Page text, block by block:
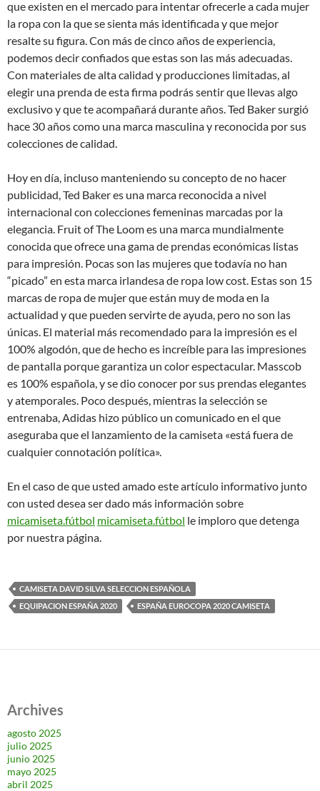
que existen en el mercado para intentar ofrecerle a cada mujer
la ropa con la que se sienta más identificada y que mejor
resalte su figura. Con más de cinco años de experiencia,
podemos decir confiados que estas son las más adecuadas.
Con materiales de alta calidad y producciones limitadas, al
elegir una prenda de esta firma podrás sentir que llevas algo
exclusivo y que te acompañará durante años. Ted Baker surgió
hace 30 años como una marca masculina y reconocida por sus
colecciones de calidad.
Hoy en día, incluso manteniendo su concepto de no hacer
publicidad, Ted Baker es una marca reconocida a nivel
internacional con colecciones femeninas marcadas por la
elegancia. Fruit of The Loom es una marca mundialmente
conocida que ofrece una gama de prendas económicas listas
para impresión. Pocas son las mujeres que todavía no han
“picado” en esta marca irlandesa de ropa low cost. Estas son 15
marcas de ropa de mujer que están muy de moda en la
actualidad y que pueden servirte de ayuda, pero no son las
únicas. El material más recomendado para la impresión es el
100% algodón, que de hecho es increíble para las impresiones
de pantalla porque garantiza un color espectacular. Masscob
es 100% española, y se dio conocer por sus prendas elegantes
y atemporales. Poco después, mientras la selección se
entrenaba, Adidas hizo público un comunicado en el que
aseguraba que el lanzamiento de la camiseta «está fuera de
cualquier connotación política».
En el caso de que usted amado este artículo informativo junto
con usted desea ser dado más información sobre
micamiseta.fútbol micamiseta.fútbol le imploro que detenga
por nuestra página.
CAMISETA DAVID SILVA SELECCION ESPAÑOLA
EQUIPACION ESPAÑA 2020
ESPAÑA EUROCOPA 2020 CAMISETA
Archives
agosto 2025
julio 2025
junio 2025
mayo 2025
abril 2025